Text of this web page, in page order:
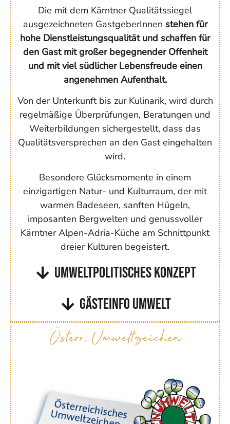
Die mit dem Kärntner Qualitätssiegel
ausgezeichneten GastgeberInnen stehen für
hohe Dienstleistungsqualität und schaffen für
den Gast mit großer begegnender Offenheit
und mit viel südlicher Lebensfreude einen
angenehmen Aufenthalt.
Von der Unterkunft bis zur Kulinarik, wird durch
regelmäßige Überprüfungen, Beratungen und
Weiterbildungen sichergestellt, dass das
Qualitätsversprechen an den Gast eingehalten
wird.
Besondere Glücksmomente in einem
einzigartigen Natur- und Kulturraum, der mit
warmen Badeseen, sanften Hügeln,
imposanten Bergwelten und genussvoller
Kärntner Alpen-Adria-Küche am Schnittpunkt
dreier Kulturen begeistert.
Umweltpolitisches Konzept
Gästeinfo Umwelt
Österr. Umweltzeichen